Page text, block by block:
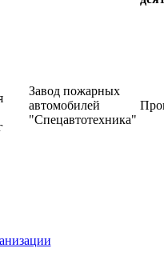
Завод пожарных
автомобилей
"Спецавтотехника"